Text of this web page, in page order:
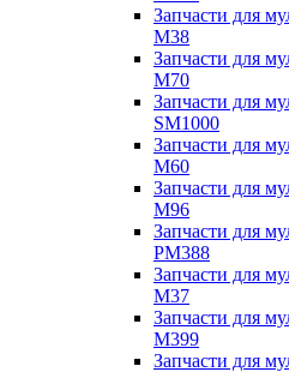
Запчасти для
M38
Запчасти для
M70
Запчасти для
SM1000
Запчасти для
M60
Запчасти для
M96
Запчасти для
PM388
Запчасти для
M37
Запчасти для
M399
Запчасти для